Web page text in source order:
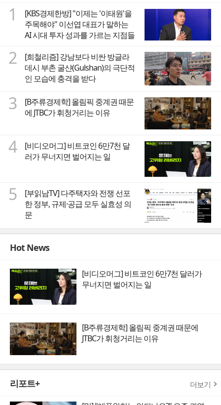
1
[KBS경제한방] "이제는 '이태원'을
주목해야" 이선엽 대표가 말하는
AI 시대 투자 성과를 가르는 지점들
2
[희철리즘] 강남보다 비싼 방글라
데시 부촌 굴샨(Gulshan)의 극단적
인 모습에 충격을 받다
3
[B주류경제학] 올림픽 중계권 때문
에 JTBC가 휘청거리는 이유
4
[비디오머그] 비트코인 6만7천 달
러가 무너지면 벌어지는 일
5
[부읽남TV] 다주택자와 전쟁 선포
한 정부, 규제·공급 모두 실효성 의
문
Hot News
[비디오머그] 비트코인 6만7천 달러가
무너지면 벌어지는 일
[B주류경제학] 올림픽 중계권 때문에
JTBC가 휘청거리는 이유
리포트+ 더보기